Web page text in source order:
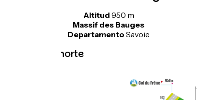
Altitud 950 m
Massif des Bauges
Departamento Savoie
Topo lado norte